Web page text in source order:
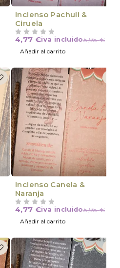
Incienso Pachuli &
Ciruela
5,95€
4,77 €iva incluido
Añadir al carrito
Incienso Canela &
Naranja
5,95€
4,77 €iva incluido
Añadir al carrito